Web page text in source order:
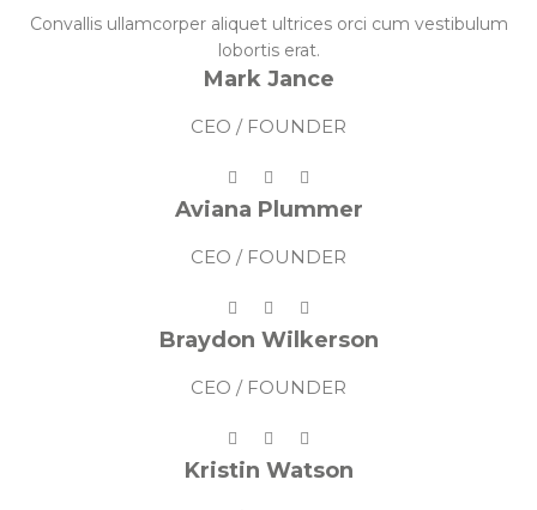
Convallis ullamcorper aliquet ultrices orci cum vestibulum
lobortis erat.
Mark Jance
CEO / FOUNDER
Aviana Plummer
CEO / FOUNDER
Braydon Wilkerson
CEO / FOUNDER
Kristin Watson